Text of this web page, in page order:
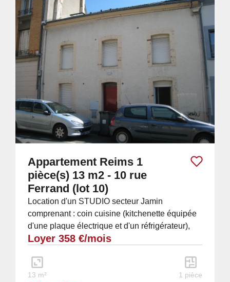
Appartement Reims 1
pièce(s) 13 m2 - 10 rue
Ferrand (lot 10)
Location d'un STUDIO secteur Jamin
comprenant : coin cuisine (kitchenette équipée
d'une plaque électrique et d'un réfrigérateur),
une pièce de vie, salle de bains avec
Loyer 358 €/mois
13 m² 1 pièce